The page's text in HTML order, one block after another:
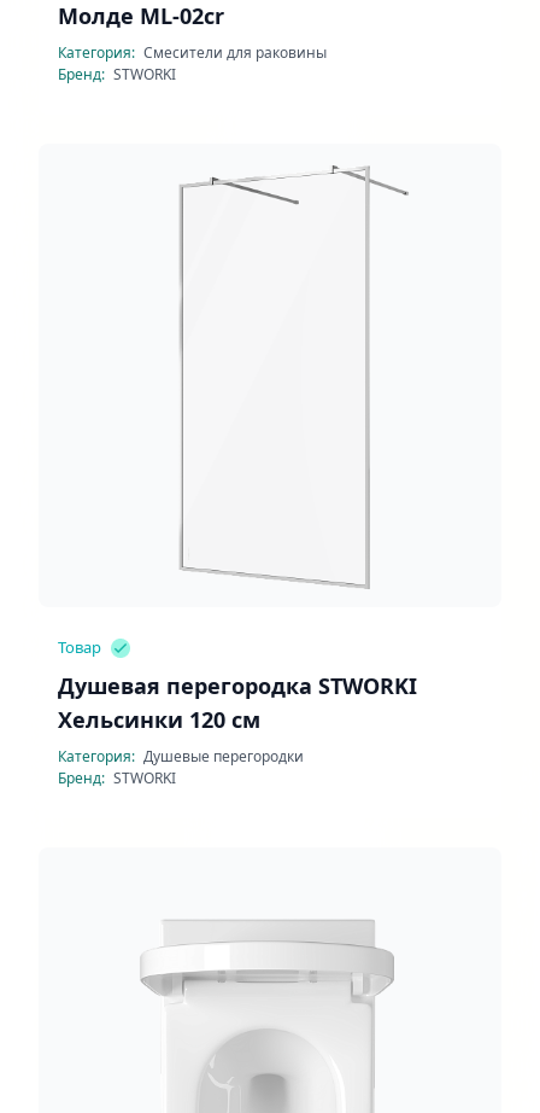
Молде ML-02cr
Категория: Смесители для раковины
Бренд: STWORKI
Товар
Душевая перегородка STWORKI
Хельсинки 120 см
Категория: Душевые перегородки
Бренд: STWORKI